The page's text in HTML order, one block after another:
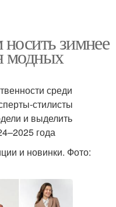
зимнее
модных
среди
стилисты
и выделить
года
и новинки. Фото: